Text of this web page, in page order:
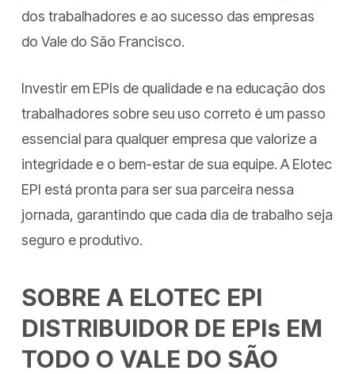
dos trabalhadores e ao sucesso das empresas
do Vale do São Francisco.
Investir em EPIs de qualidade e na educação dos
trabalhadores sobre seu uso correto é um passo
essencial para qualquer empresa que valorize a
integridade e o bem-estar de sua equipe. A Elotec
EPI está pronta para ser sua parceira nessa
jornada, garantindo que cada dia de trabalho seja
seguro e produtivo.
SOBRE A ELOTEC EPI
DISTRIBUIDOR DE EPIs EM
TODO O VALE DO SÃO